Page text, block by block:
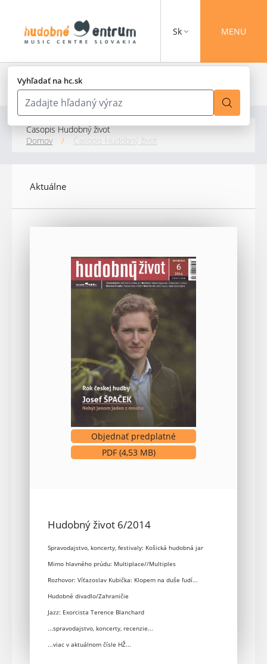
Vyhľadať na hc.sk
Sk MENU
Časopis Hudobný život
Domov
/ Časopis Hudobný život
Aktuálne
Objednať predplatné
PDF (4,53 MB)
(otvorí sa v novom okne)
Hudobný život 6/2014
Spravodajstvo, koncerty, festivaly: Košická hudobná jar
Mimo hlavného prúdu: Multiplace//Multiples
Rozhovor: Víťazoslav Kubička: Klopem na duše ľudí...
Hudobné divadlo/Zahraničie
Jazz: Exorcista Terence Blanchard
...spravodajstvo, koncerty, recenzie...
...viac v aktuálnom čísle HŽ...